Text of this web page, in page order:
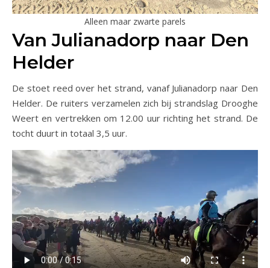
Alleen maar zwarte parels
Van Julianadorp naar Den
Helder
De stoet reed over het strand, vanaf Julianadorp naar Den
Helder. De ruiters verzamelen zich bij strandslag Drooghe
Weert en vertrekken om 12.00 uur richting het strand. De
tocht duurt in totaal 3,5 uur.